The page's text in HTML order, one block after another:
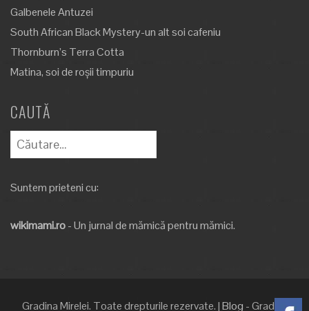
Galbenele Antuzei
South African Black Mystery-un alt soi cafeniu
Thornburn’s Terra Cotta
Matina, soi de roșii timpuriu
CAUTĂ
Caută
după:
Suntem prieteni cu:
wikimami.ro- Un jurnal de mămică pentru mămici.
Gradina Mirelei. Toate drepturile rezervate.|Blog - Gradina